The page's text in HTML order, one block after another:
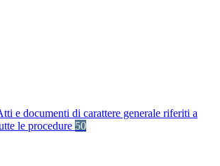
e documenti di carattere generale riferiti a
le procedure 50